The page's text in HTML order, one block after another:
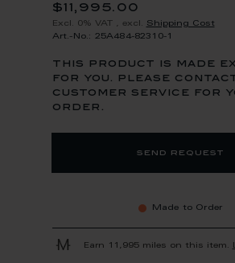
$11,995.00
Excl. 0% VAT excl. Shipping Cost
Art.-No.: 25A484-82310-1
this product is made
for you. please
customer service for
order.
send request
Made to Order
Earn 11,995 miles on this item.